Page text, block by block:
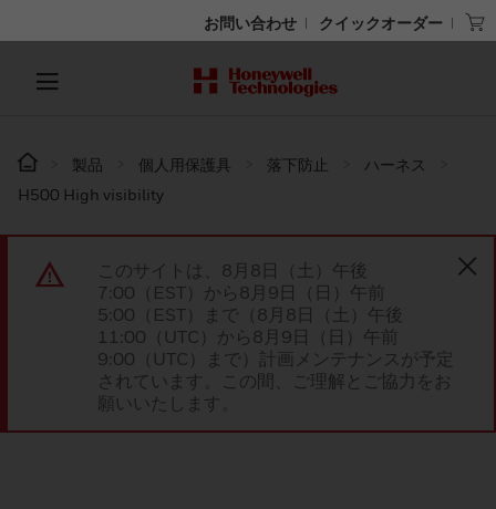
お問い合わせ クイックオーダー
製品 個人用保護具 落下防止
ハーネス
H500 High visibility
このサイトは、8月8日（土）午後
7:00（EST）から8月9日（日）午前
5:00（EST）まで（8月8日（土）午後
11:00（UTC）から8月9日（日）午前
9:00（UTC）まで）計画メンテナンスが予定
されています。この間、ご理解とご協力をお
願いいたします。